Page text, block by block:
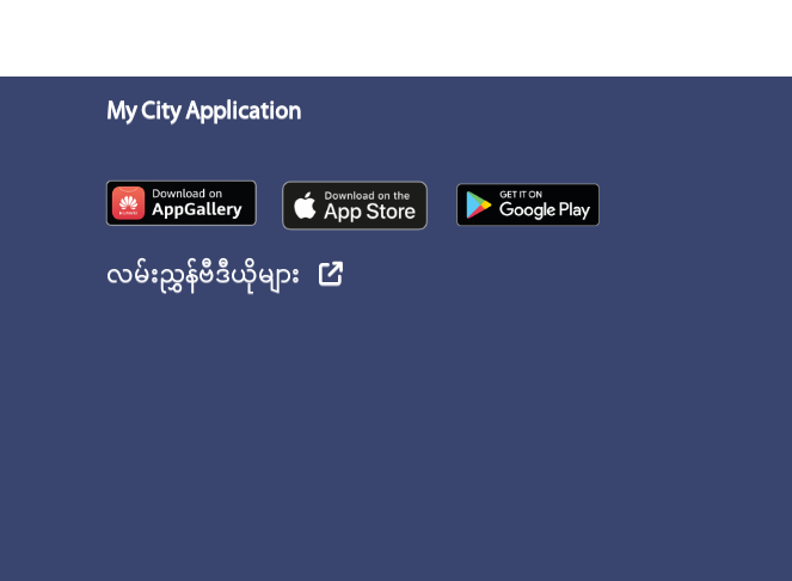
My City Application
လမ်းညွှန်ဗီဒီယိုများ